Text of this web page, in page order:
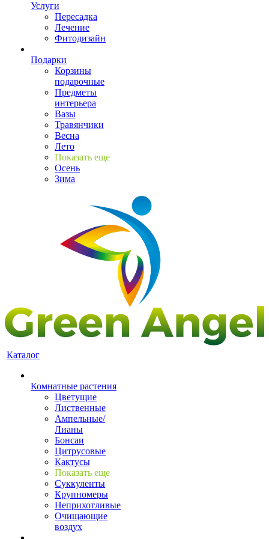
Услуги
Пересадка
Лечение
Фитодизайн
Подарки
Корзины
подарочные
Предметы
интерьера
Вазы
Травянчики
Весна
Лето
Показать еще
Осень
Зима
Каталог
Комнатные растения
Цветущие
Лиственные
Ампельные/
Лианы
Бонсаи
Цитрусовые
Кактусы
Показать еще
Суккуленты
Крупномеры
Неприхотливые
Очищающие
воздух